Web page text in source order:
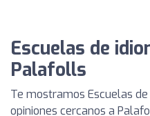
Escuelas de
Palafolls
Te mostramos Escuelas
opiniones cercanos a